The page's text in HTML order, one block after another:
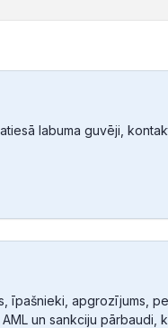
labuma guvēji,
īpašnieki, apgrozījums,
un sankciju